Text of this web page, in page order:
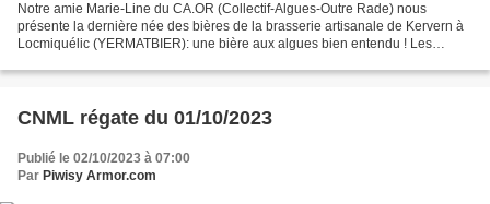
Notre amie Marie-Line du CA.OR (Collectif-Algues-Outre Rade) nous
présente la dernière née des bières de la brasserie artisanale de Kervern à
Locmiquélic (YERMATBIER): une bière aux algues bien entendu ! Les
CNML régate du 01/10/2023
Publié le 02/10/2023 à 07:00
Par Piwisy Armor.com